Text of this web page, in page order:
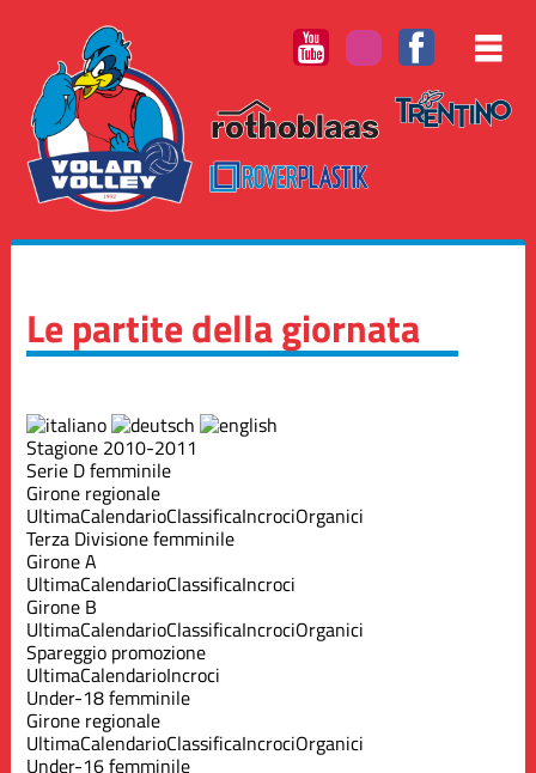
Le partite della giornata
Stagione 2010-2011
Serie D femminile
Girone regionale
UltimaCalendarioClassificaIncrociOrganici
Terza Divisione femminile
Girone A
UltimaCalendarioClassificaIncroci
Girone B
UltimaCalendarioClassificaIncrociOrganici
Spareggio promozione
UltimaCalendarioIncroci
Under-18 femminile
Girone regionale
UltimaCalendarioClassificaIncrociOrganici
Under-16 femminile